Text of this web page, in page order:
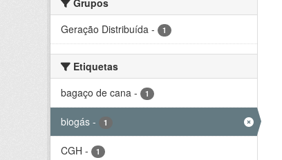
Grupos
Geração Distribuída - 1
Etiquetas
bagaço de cana - 1
biogás - 1
CGH - 1